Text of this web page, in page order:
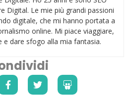
Digital. Le mie più grandi passioni
digitale, che mi hanno portata a
online. Mi piace viaggiare,
e dare sfogo alla mia fantasia.